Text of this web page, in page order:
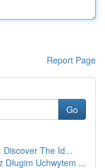
Report Page
Go
Discover The Id...
Długim Uchwytem ...